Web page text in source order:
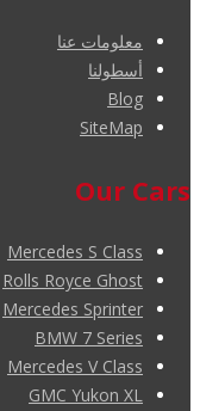
معلومات عنا
أسطولنا
Blog
SiteMap
Our Cars
Mercedes S Class
Rolls Royce Ghost
Mercedes Sprinter
BMW 7 Series
Mercedes V Class
GMC Yukon XL